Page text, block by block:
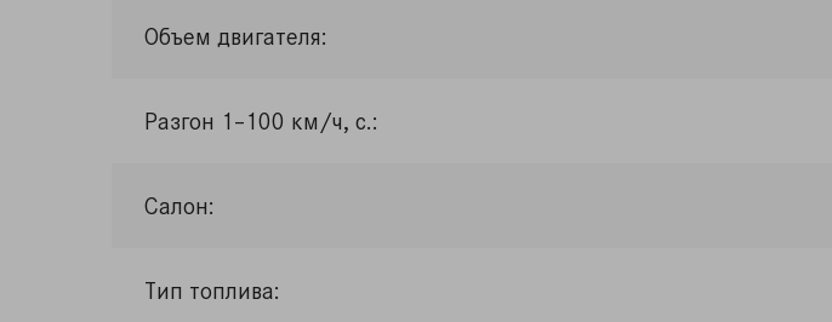
Объем двигателя:
Разгон 1–100 км/ч, с.:
Салон:
Тип топлива: